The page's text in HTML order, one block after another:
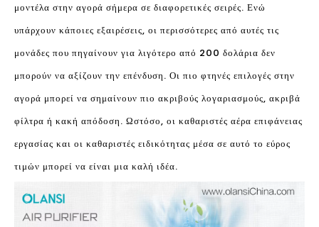
μοντέλα στην αγορά σήμερα σε διαφορετικές σειρές. Ενώ
υπάρχουν κάποιες εξαιρέσεις, οι περισσότερες από αυτές τις
μονάδες που πηγαίνουν για λιγότερο από 200 δολάρια δεν
μπορούν να αξίζουν την επένδυση. Οι πιο φτηνές επιλογές στην
αγορά μπορεί να σημαίνουν πιο ακριβούς λογαριασμούς, ακριβά
φίλτρα ή κακή απόδοση. Ωστόσο, οι καθαριστές αέρα επιφάνειας
εργασίας και οι καθαριστές ειδικότητας μέσα σε αυτό το εύρος
τιμών μπορεί να είναι μια καλή ιδέα.